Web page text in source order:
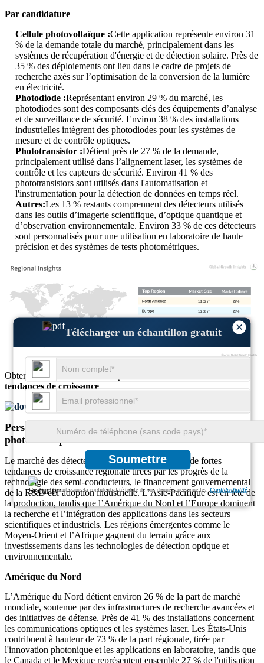
×
Télécharger un échantillon gratuit
Soumettre
Nous garantissons la confidentialité totale de vos données personnelles.Confidentialité
Par candidature
Cellule photovoltaïque :Cette application représente environ 31
% de la demande totale du marché, principalement dans les
systèmes de récupération d'énergie et de détection solaire. Près de
35 % des déploiements ont lieu dans le cadre de projets de
recherche axés sur l’optimisation de la conversion de la lumière
en électricité.
Photodiode :Représentant environ 29 % du marché, les
photodiodes sont des composants clés des équipements d’analyse
et de surveillance de sécurité. Environ 38 % des installations
industrielles intègrent des photodiodes pour les systèmes de
mesure et de contrôle optiques.
Phototransistor :Détient près de 27 % de la demande,
principalement utilisé dans l’alignement laser, les systèmes de
contrôle et les capteurs de sécurité. Environ 41 % des
phototransistors sont utilisés dans l'automatisation et
l'instrumentation pour la détection de données en temps réel.
Autres:Les 13 % restants comprennent des détecteurs utilisés
dans les outils d’imagerie scientifique, d’optique quantique et
d’observation environnementale. Environ 33 % de ces détecteurs
sont personnalisés pour une utilisation en laboratoire de haute
précision et des systèmes de tests photométriques.
6%
3.55 m
44%
28%
16.58 m
22%
13.02 m
Obtenez des informations complètes sur la
tendances de croissance
Télécharger un échantillon gratuit
Perspectives régionales du marché des détecteurs
photovoltaïques
Le marché des détecteurs photovoltaïques affiche de fortes
tendances de croissance régionale tirées par les progrès de la
technologie des semi-conducteurs, le financement gouvernemental
de la R&D et l’adoption industrielle. L’Asie-Pacifique est en tête de
la production, tandis que l’Amérique du Nord et l’Europe dominent
la recherche et l’intégration des applications dans les secteurs
scientifiques et industriels. Les régions émergentes comme le
Moyen-Orient et l’Afrique gagnent du terrain grâce aux
investissements dans les technologies de détection optique et
environnementale.
Amérique du Nord
L’Amérique du Nord détient environ 26 % de la part de marché
mondiale, soutenue par des infrastructures de recherche avancées et
des initiatives de défense. Près de 41 % des installations concernent
les communications optiques et les systèmes laser. Les États-Unis
contribuent à hauteur de 73 % de la part régionale, tirée par
l'innovation photonique et les applications en laboratoire, tandis que
le Canada et le Mexique représentent ensemble 27 % de l'utilisation